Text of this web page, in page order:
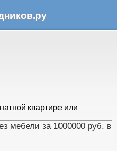
квартире или
мебели за 1000000 руб. в